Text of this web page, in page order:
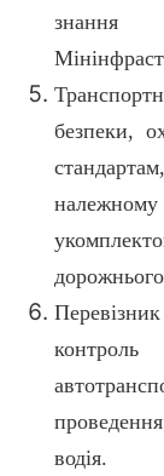
знання
безпеки,
контроль
водія.